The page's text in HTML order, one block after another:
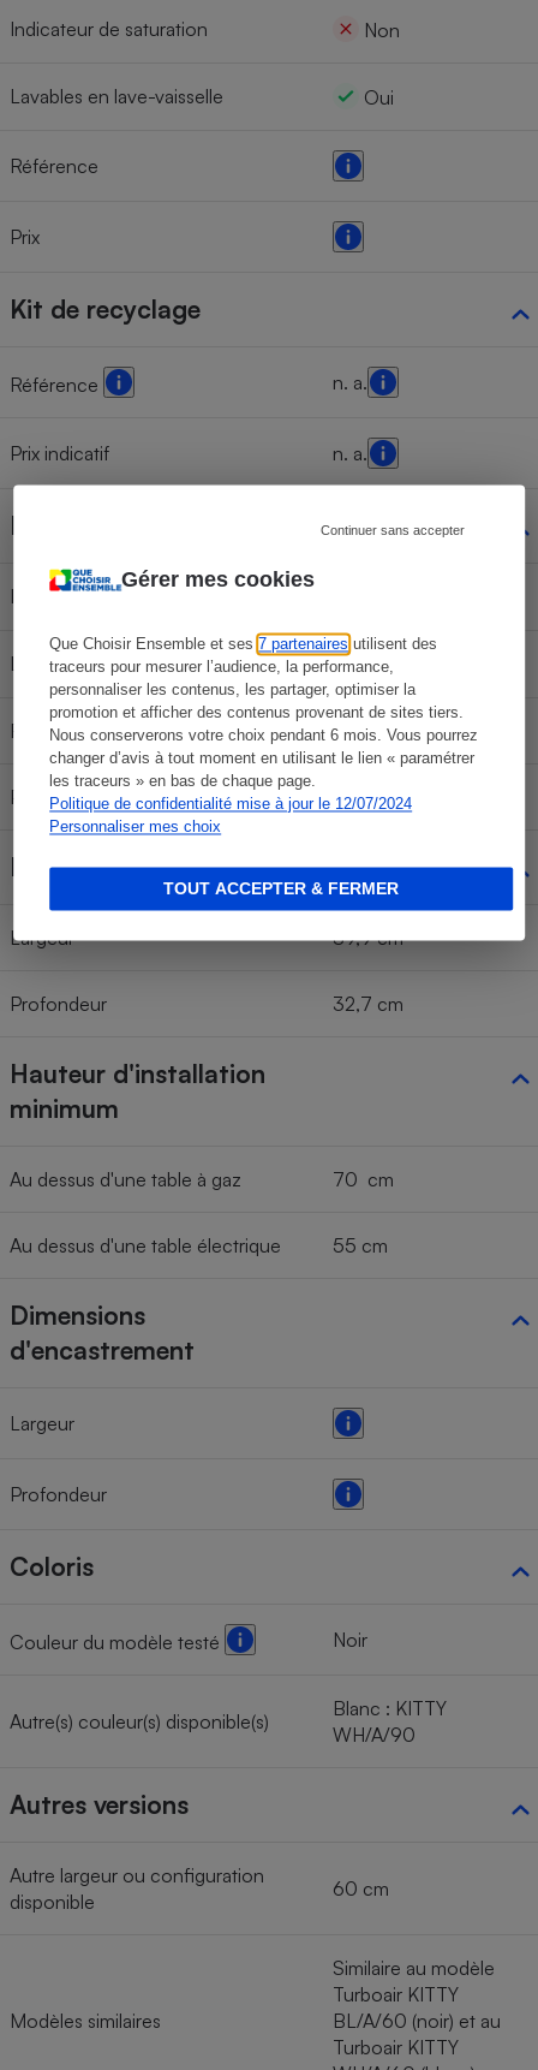
Gérer mes cookies
Que Choisir Ensemble et ses7 partenaires utilisent des
traceurs pour mesurer l’audience, la performance,
personnaliser les contenus, les partager, optimiser la
promotion et afficher des contenus provenant de sites tiers.
Nous conserverons votre choix pendant 6 mois. Vous pourrez
changer d’avis à tout moment en utilisant le lien « paramétrer
les traceurs » en bas de chaque page.
Politique de confidentialité mise à jour le 12/07/2024
Personnaliser mes choix
Continuer sans accepter
TOUT ACCEPTER & FERMER
Indicateur de saturation Non
Lavables en lave-vaisselle Oui
Référence
Prix
Kit de recyclage
Référence n. a.
Prix indicatif n. a.
Filtres à charbon
Indicateur de saturation
Livrés de série Non
Référence CFC0038668
Prix filtre seul 42 €
Dimensions
Largeur 89,9 cm
Profondeur 32,7 cm
Hauteur d'installation
minimum
Au dessus d'une table à gaz 70 cm
Au dessus d'une table électrique 55 cm
Dimensions
d'encastrement
Largeur
Profondeur
Coloris
Couleur du modèle testé Noir
Autre(s) couleur(s) disponible(s)
Blanc : KITTY
WH/A/90
Autres versions
Autre largeur ou configuration
disponible
60 cm
Modèles similaires
Similaire au modèle
Turboair KITTY
BL/A/60 (noir) et au
Turboair KITTY